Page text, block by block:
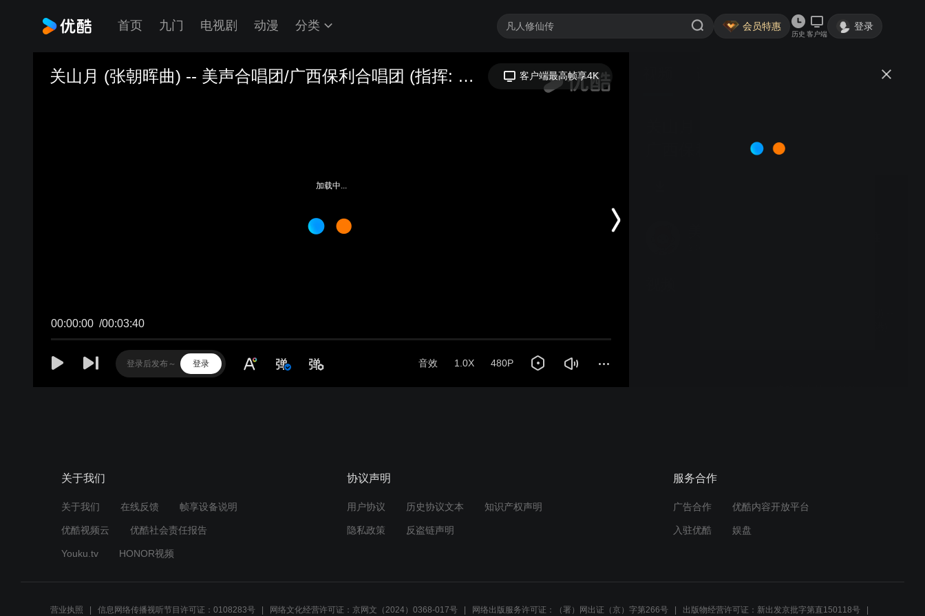
首页 九门 电视剧 动漫 分类 会员特惠
历史 客户端
登录
关山月 (张朝晖曲) -- 美声合唱团/广西保利合唱团 (指挥: 张朝晖) 客户端最高帧享4K
00:00:00 /00:03:40
登录 音效 1.0X 480P
加载中...
广西保利合唱团 (指挥: 张朝晖)
关于我们
关于我们 在线反馈 帧享设备说明
优酷视频云 优酷社会责任报告
Youku.tv HONOR视频
协议声明
用户协议 历史协议文本 知识产权声明
隐私政策 反盗链声明
服务合作
广告合作 优酷内容开放平台
入驻优酷 娱盘
营业执照 信息网络传播视听节目许可证：0108283号 网络文化经营许可证：京网文（2024）0368-017号 网络出版服务许可证：（署）网出证（京）字第266号 出版物经营许可证：新出发京批字第直150118号